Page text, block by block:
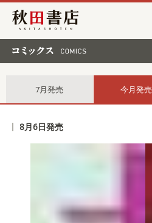
秋田書店
7月発売 今月発売
8月6日発売